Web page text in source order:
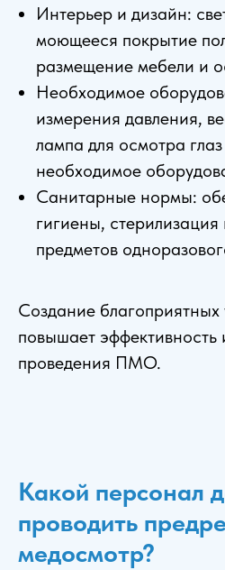
Интерьер и дизайн:
моющееся покрытие
размещение мебели и
Необходимое
измерения давления,
лампа для осмотра
необходимое
Санитарные нормы:
гигиены,
предметов
Создание благоприятных
повышает эффективность
проведения ПМО.
Какой персонал
проводить
медосмотр?